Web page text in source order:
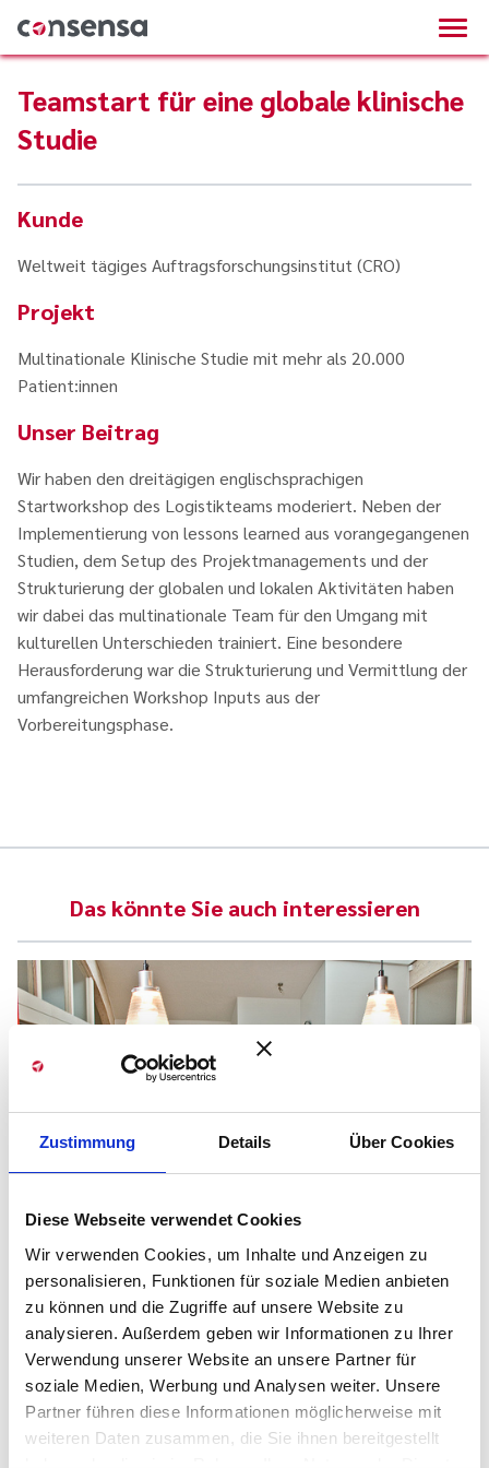
Zustimmung Details Über Cookies
Diese Webseite verwendet Cookies
Wir verwenden Cookies, um Inhalte und Anzeigen zu
personalisieren, Funktionen für soziale Medien anbieten
zu können und die Zugriffe auf unsere Website zu
analysieren. Außerdem geben wir Informationen zu Ihrer
Verwendung unserer Website an unsere Partner für
soziale Medien, Werbung und Analysen weiter. Unsere
Partner führen diese Informationen möglicherweise mit
weiteren Daten zusammen, die Sie ihnen bereitgestellt
haben oder die sie im Rahmen Ihrer Nutzung der Dienste
Teamstart für eine globale klinische
Studie
Kunde
Weltweit tägiges Auftragsforschungsinstitut (CRO)
Projekt
Multinationale Klinische Studie mit mehr als 20.000
Patient:innen
Unser Beitrag
Wir haben den dreitägigen englischsprachigen
Startworkshop des Logistikteams moderiert. Neben der
Implementierung von lessons learned aus vorangegangenen
Studien, dem Setup des Projektmanagements und der
Strukturierung der globalen und lokalen Aktivitäten haben
wir dabei das multinationale Team für den Umgang mit
kulturellen Unterschieden trainiert. Eine besondere
Herausforderung war die Strukturierung und Vermittlung der
umfangreichen Workshop Inputs aus der
Vorbereitungsphase.
Das könnte Sie auch interessieren
Unsere Räume
Erkunden Sie unsere ideal ausgestatteten